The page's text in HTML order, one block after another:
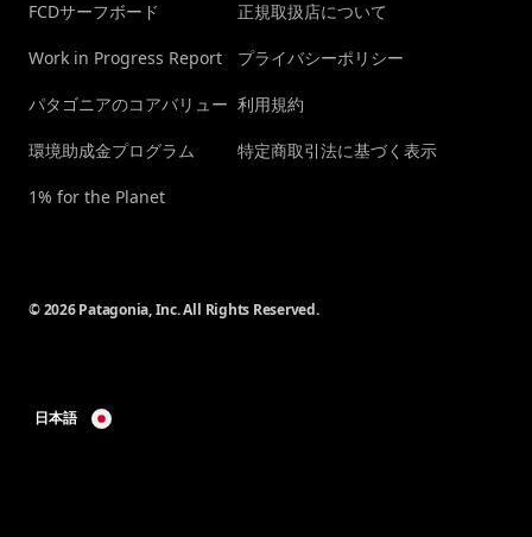
FCDサーフボード
Work in Progress Report
パタゴニアのコアバリュー
環境助成金プログラム
1% for the Planet
正規取扱店について
プライバシーポリシー
利用規約
特定商取引法に基づく表示
© 2026 Patagonia, Inc. All Rights Reserved.
日本語